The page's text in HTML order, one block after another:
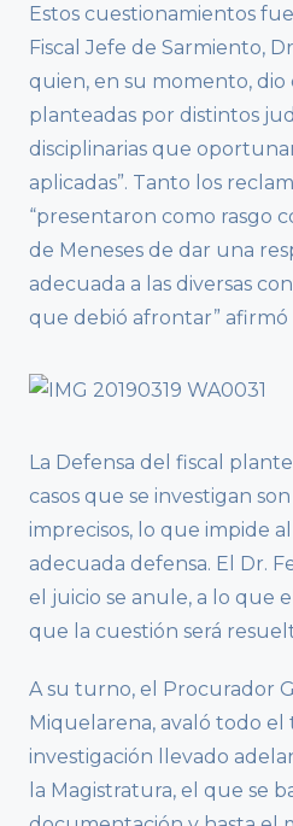
Estos cuestionamientos
Fiscal Jefe de Sarmiento,
quien, en su momento,
planteadas por distintos
disciplinarias que
aplicadas”. Tanto los
“presentaron como rasgo
de Meneses de dar una
adecuada a las diversas
que debió afrontar” afirmó
La Defensa del fiscal
casos que se investigan
imprecisos, lo que impide
adecuada defensa. El Dr.
el juicio se anule, a lo que
que la cuestión será
A su turno, el Procurador
Miquelarena, avaló todo el
investigación llevado
la Magistratura, el que se